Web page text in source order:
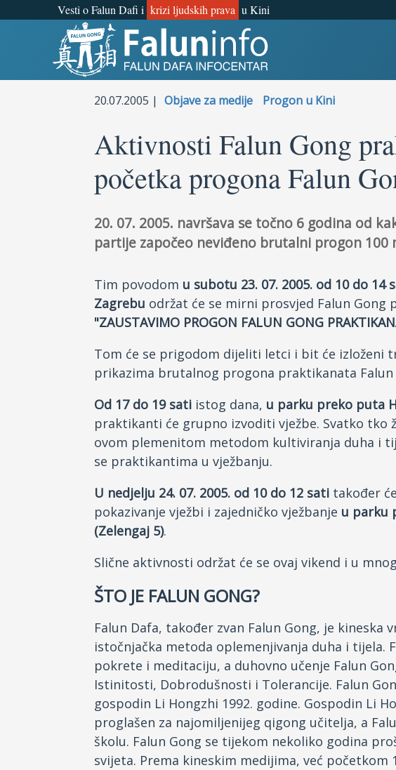
Vesti o Falun Dafi i krizi ljudskih prava u Kini
Šta je Falun Gong?
Zašto progon?
Objave za medije
20.07.2005 | Objave za medije Progon u Kini
Aktivnosti Falun Gong
početka progona Falun
20. 07. 2005. navršava se točno 6 godina od
partije započeo neviđeno brutalni progon
Tim povodom u subotu 23. 07. 2005. od 10 do 14
Zagrebu održat će se mirni prosvjed Falun Gong
"ZAUSTAVIMO PROGON FALUN GONG
Tom će se prigodom dijeliti letci i bit će izloženi
prikazima brutalnog progona praktikanata Falun
Od 17 do 19 sati istog dana, u parku preko puta
praktikanti će grupno izvoditi vježbe. Svatko tko
ovom plemenitom metodom kultiviranja duha i
se praktikantima u vježbanju.
U nedjelju 24. 07. 2005. od 10 do 12 sati također
pokazivanje vježbi i zajedničko vježbanje u parku
(Zelengaj 5).
Slične aktivnosti održat će se ovaj vikend i u
ŠTO JE FALUN GONG?
Falun Dafa, također zvan Falun Gong, je kineska
istočnjačka metoda oplemenjivanja duha i tijela.
pokrete i meditaciju, a duhovno učenje Falun
Istinitosti, Dobrodušnosti i Tolerancije. Falun
gospodin Li Hongzhi 1992. godine. Gospodin Li
proglašen za najomiljenijeg qigong učitelja, a
školu. Falun Gong se tijekom nekoliko godina
svijeta. Prema kineskim medijima, već početkom